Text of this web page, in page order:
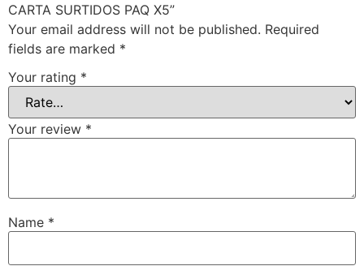
CARTA SURTIDOS PAQ X5”
Your email address will not be published. Required
fields are marked *
Your rating *
Your review *
Name *